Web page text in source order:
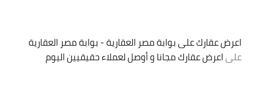
اعرض عقارك على بوابة مصر العقارية - بوابة مصر العقارية
علىاعرض عقارك مجانا و أوصل لعملاء حقيقيين اليوم